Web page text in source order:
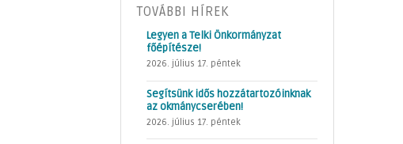
TOVÁBBI HÍREK
Legyen a Telki Önkormányzat
főépítésze!
2026. július 17. péntek
Segítsünk idős hozzátartozóinknak
az okmánycserében!
2026. július 17. péntek